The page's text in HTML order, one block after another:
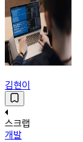
김현이
스크랩
개발